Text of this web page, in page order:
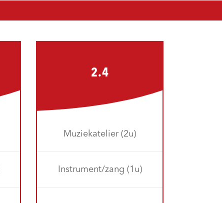
2.4
Muziekatelier (2u)
Instrument/zang (1u)